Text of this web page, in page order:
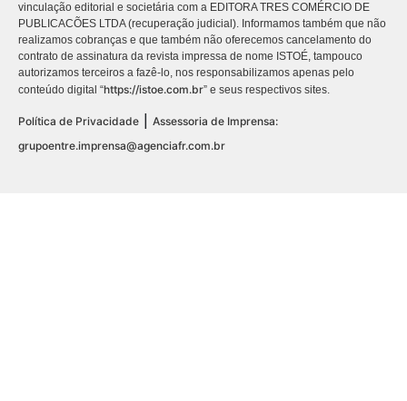
vinculação editorial e societária com a EDITORA TRES COMÉRCIO DE
PUBLICACÕES LTDA (recuperação judicial). Informamos também que não
realizamos cobranças e que também não oferecemos cancelamento do
contrato de assinatura da revista impressa de nome ISTOÉ, tampouco
autorizamos terceiros a fazê-lo, nos responsabilizamos apenas pelo
conteúdo digital “https://istoe.com.br” e seus respectivos sites.
Política de Privacidade
Assessoria de Imprensa:
grupoentre.imprensa@agenciafr.com.br